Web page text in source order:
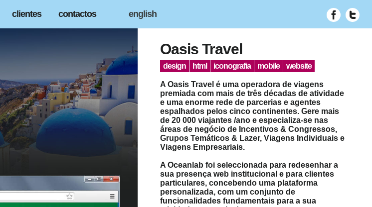
clientes contactos english
Oasis Travel
design html iconografia mobile website
A Oasis Travel é uma operadora de viagens
premiada com mais de três décadas de atividade
e uma enorme rede de parcerias e agentes
espalhados pelos cinco continentes. Gere mais
de 20 000 viajantes /ano e especializa-se nas
áreas de negócio de Incentivos & Congressos,
Grupos Temáticos & Lazer, Viagens Individuais e
Viagens Empresariais.
A Oceanlab foi seleccionada para redesenhar a
sua presença web institucional e para clientes
particulares, concebendo uma plataforma
personalizada, com um conjunto de
funcionalidades fundamentais para a sua